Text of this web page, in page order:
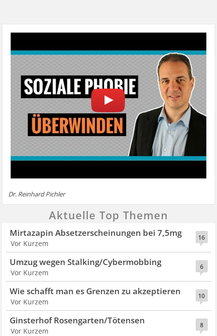
Dr. Reinhard Pichler
Aktuelle Top Themen
16
Mirtazapin Absetzerscheinungen bei 7,5mg
Vor Kurzem
6
Umzug wegen Stalking/Cybermobbing
Vor Kurzem
10
Wie schafft man es Grenzen zu akzeptieren
Vor Kurzem
8
Ginsterhof Rosengarten/Tötensen
Vor Kurzem